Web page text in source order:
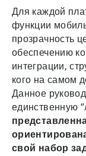
Для каждой
функции
прозрачность
обеспечению
интеграции,
кого на самом
Данное
единственную
свой набор